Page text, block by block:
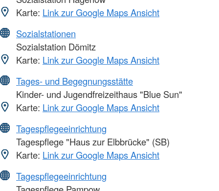
Karte: Link zur Google Maps Ansicht
Sozialstationen
Sozialstation Dömitz
Karte: Link zur Google Maps Ansicht
Tages- und Begegnungsstätte
Kinder- und Jugendfreizeithaus "Blue Sun"
Karte: Link zur Google Maps Ansicht
Tagespflegeeinrichtung
Tagespflege "Haus zur Elbbrücke" (SB)
Karte: Link zur Google Maps Ansicht
Tagespflegeeinrichtung